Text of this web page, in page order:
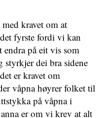
kravet om at
fyrste fordi vi kan
på eit vis som
dei bra sidene
er kravet om
våpna høyrer folket til
på våpna i
er om vi krev at alt